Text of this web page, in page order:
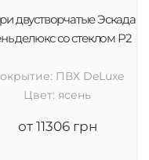
двустворчатые Эскада
делюкс со стеклом Р2
ПВХ DeLuxe
Цвет: ясень
от 11306 грн